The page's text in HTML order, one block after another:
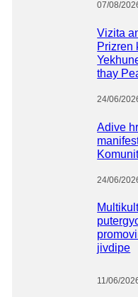
07/08/
Vizita
Prizren
thay
24/06/
Adive
24/06/
jivdipe
11/06/